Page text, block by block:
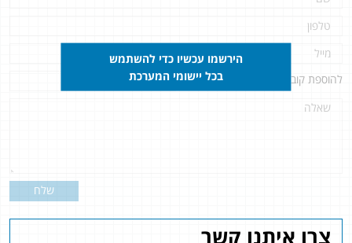
צרו איתנו קשר
להוספת קובץ
שלח
הירשמו עכשיו כדי להשתמש
בכל יישומי המערכת